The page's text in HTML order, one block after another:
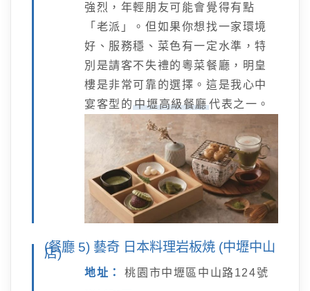
強烈，年輕朋友可能會覺得有點
「老派」。但如果你想找一家環境
好、服務穩、菜色有一定水準，特
別是請客不失禮的粵菜餐廳，明皇
樓是非常可靠的選擇。這是我心中
宴客型的中壢高級餐廳代表之一。
(餐廳 5) 藝奇 日本料理岩板焼 (中壢中山
店)
地址： 桃園市中壢區中山路124號